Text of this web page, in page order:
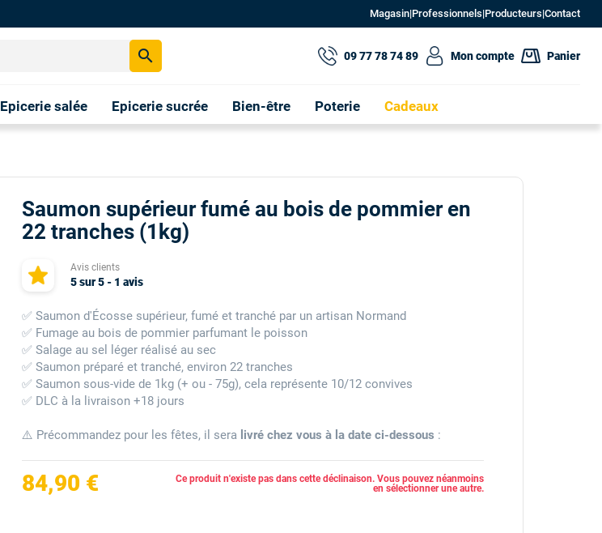
Magasin|Professionnels|Producteurs|Contact
search
Epicerie salée Epicerie sucrée Bien-être Poterie Cadeaux
09 77 78 74 89 Mon compte Panier
Saumon supérieur fumé au bois de pommier en
22 tranches (1kg)
Avis clients
5sur5 - 1avis
✅ Saumon d'Écosse supérieur, fumé et tranché par un artisan Normand
✅ Fumage au bois de pommier parfumant le poisson
✅ Salage au sel léger réalisé au sec
✅ Saumon préparé et tranché, environ 22 tranches
✅ Saumon sous-vide de 1kg (+ ou - 75g), cela représente 10/12 convives
✅ DLC à la livraison +18 jours
⚠️ Précommandez pour les fêtes, il sera livré chez vous à la date ci-dessous :
84,90 €
Ce produit n'existe pas dans cette déclinaison. Vous pouvez néanmoins
en sélectionner une autre.